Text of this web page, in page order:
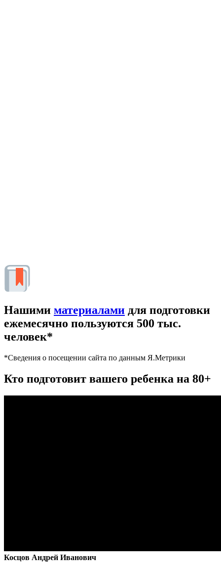
Нашими материалами для подготовки
ежемесячно пользуются 500 тыс.
человек*
*Сведения о посещении сайта по данным Я.Метрики
Кто подготовит вашего ребенка на 80+
Косцов Андрей Иванович